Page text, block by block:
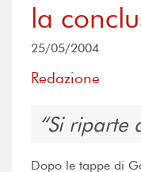
la
25/05/2004
Redazione
Si riparte
Dopo le tappe di